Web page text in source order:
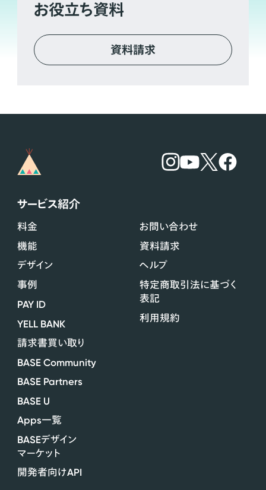
お役立ち資料
資料請求
サービス紹介
料金
機能
デザイン
事例
PAY ID
YELL BANK
請求書買い取り
BASE Community
BASE Partners
BASE U
Apps一覧
BASEデザイン
マーケット
開発者向けAPI
お問い合わせ
資料請求
ヘルプ
特定商取引法に基づく
表記
利用規約